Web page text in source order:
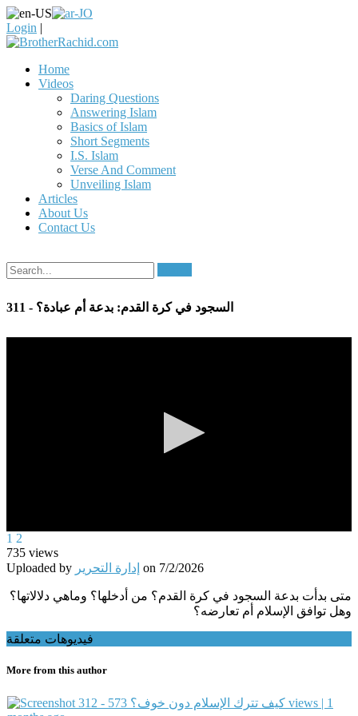
Login |
Home
Videos
Daring Questions
Answering Islam
Basics of Islam
Short Segments
I.S. Islam
Verse And Comment
Unveiling Islam
Articles
About Us
Contact Us
311 - السجود في كرة القدم: بدعة أم عبادة؟
0
seconds
of
0
seconds
1 2
735 views
Uploaded by إدارة التحرير on 7/2/2026
متى بدأت بدعة السجود في كرة القدم؟ من أدخلها؟ وماهي دلالاتها؟
وهل توافق الإسلام أم تعارضه؟
فيديوهات متعلقة
More from this author
312 - كيف تترك الإسلام دون خوف؟ 573 views | 1